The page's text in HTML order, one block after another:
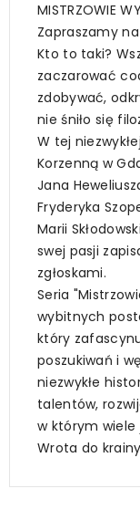
MISTRZOWIE
Zapraszamy
Kto to taki?
zaczarować
zdobywać,
nie śniło się
W tej
Korzenną w
Jana
Fryderyka
Marii
swej pasji
zgłoskami.
Seria
wybitnych
który
poszukiwań i
niezwykłe
talentów,
w którym wiele
Wrota do